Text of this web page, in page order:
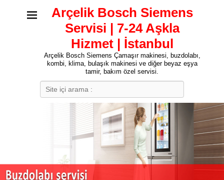
Arçelik Bosch Siemens
Servisi | 7-24 Aşkla
Hizmet | İstanbul
Arçelik Bosch Siemens Çamaşır makinesi, buzdolabı,
kombi, klima, bulaşık makinesi ve diğer beyaz eşya
tamir, bakım özel servisi.